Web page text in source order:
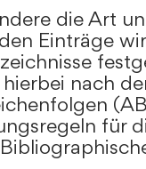
die Art
Einträge
nach
für